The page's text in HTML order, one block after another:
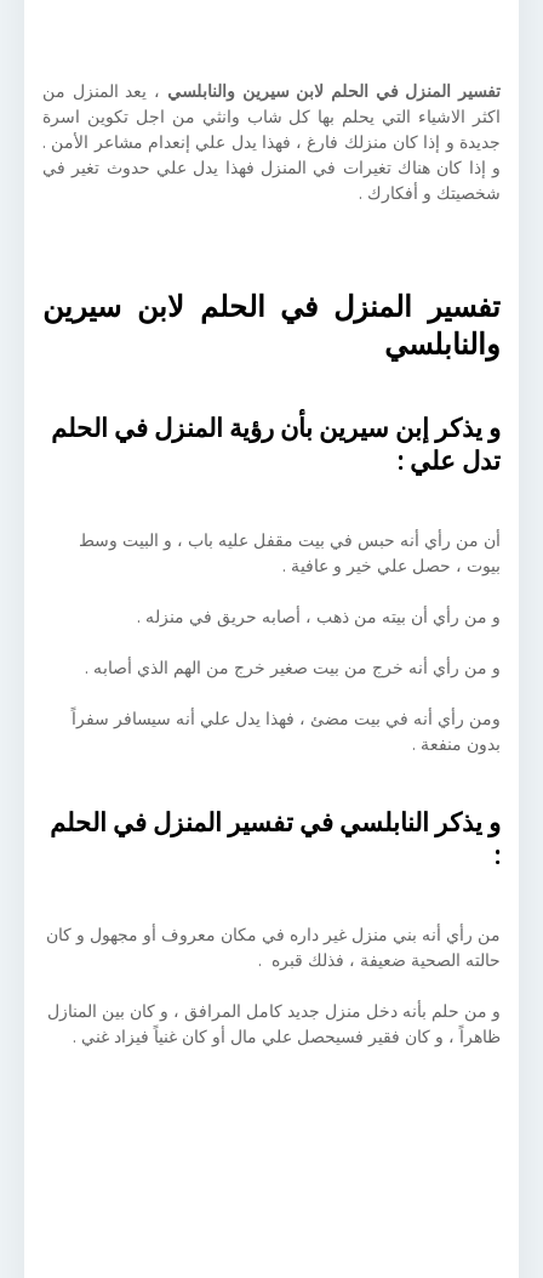
تفسير المنزل في الحلم لابن سيرين والنابلسي ، يعد المنزل من
اكثر الاشياء التي يحلم بها كل شاب وانثي من اجل تكوين اسرة
جديدة و إذا كان منزلك فارغ ، فهذا يدل علي إنعدام مشاعر الأمن .
و إذا كان هناك تغيرات في المنزل فهذا يدل علي حدوث تغير في
شخصيتك و أفكارك .
تفسير المنزل في الحلم لابن سيرين
والنابلسي
و يذكر إبن سيرين بأن رؤية المنزل في الحلم
تدل علي :
أن من رأي أنه حبس في بيت مقفل عليه باب ، و البيت وسط
بيوت ، حصل علي خير و عافية .
و من رأي أن بيته من ذهب ، أصابه حريق في منزله .
و من رأي أنه خرج من بيت صغير خرج من الهم الذي أصابه .
ومن رأي أنه في بيت مضئ ، فهذا يدل علي أنه سيسافر سفراً
بدون منفعة .
و يذكر النابلسي في تفسير المنزل في الحلم
:
من رأي أنه بني منزل غير داره في مكان معروف أو مجهول و كان
حالته الصحية ضعيفة ، فذلك قبره .
و من حلم بأنه دخل منزل جديد كامل المرافق ، و كان بين المنازل
ظاهراً ، و كان فقير فسيحصل علي مال أو كان غنياً فيزاد غني .